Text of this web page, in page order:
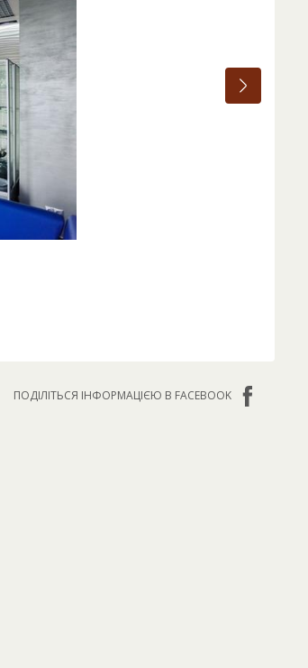
ПОДІЛІТЬСЯ ІНФОРМАЦІЄЮ В FACEBOOK